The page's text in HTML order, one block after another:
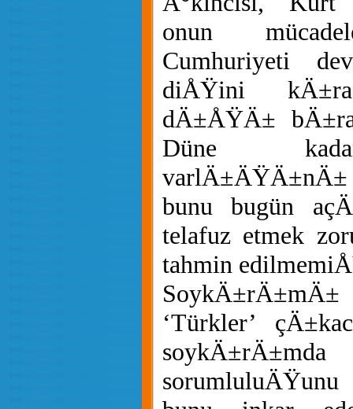
onun
Cumhuriyeti
diÅŸini
dÄ±ÅŸÄ±
Düne
varlÄ±ÄŸÄ±nÄ±
bunu bugün
telafuz etmek
tahmin
‘Türkler’